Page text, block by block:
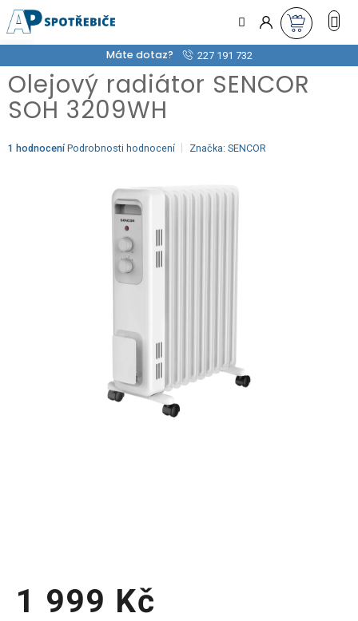
na
obsah
Máte dotaz? 227 191 732
Olejový radiátor SENCOR
SOH 3209WH
Průměrné
1 hodnocení Podrobnosti hodnocení Značka: SENCOR
1 999 Kč